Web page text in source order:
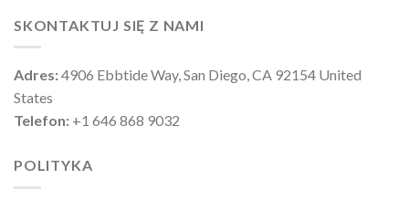
SKONTAKTUJ SIĘ Z NAMI
Adres:4906 Ebbtide Way, San Diego, CA 92154 United
States
Telefon: +1 646 868 9032
POLITYKA